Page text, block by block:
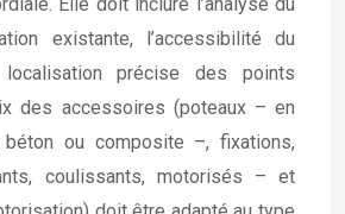
existante, l’accessibilité du
précise des points
des accessoires (poteaux – en
béton ou composite –, fixations,
coulissants, motorisés – et